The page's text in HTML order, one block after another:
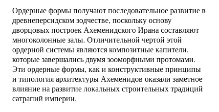
Ордерные формы получают последовательное развитие в
древнеперсидском зодчестве, поскольку основу
дворцовых построек Ахеменидского Ирана составляют
многоколонные залы. Отличительной чертой этой
ордерной системы являются композитные капители,
которые завершались двумя зооморфными протомами.
Эти ордерные формы, как и конструктивные принципы
и типология архитектуры Ахеменидов оказали заметное
влияние на развитие локальных строительных традиций
сатрапий империи.